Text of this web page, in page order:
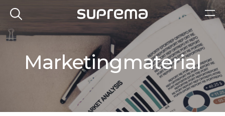
Marketingmaterial